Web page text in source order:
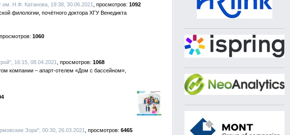
им. Н.Ф. Катанова, 19:38, 30.06.2021
1092
филологии, почётного доктора ХГУ Венедикта
1060
16:15, 08.04.2021
1068
компании – апарт-отелем «Дом с бассейном»,
Зори", 00:30, 26.03.2021
6465